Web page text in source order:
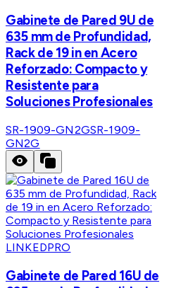
Gabinete de Pared 9U de
635 mm de Profundidad,
Rack de 19 in en Acero
Reforzado: Compacto y
Resistente para
Soluciones Profesionales
SR-1909-GN2GSR-1909-
GN2G
LINKEDPRO
Gabinete de Pared 16U de